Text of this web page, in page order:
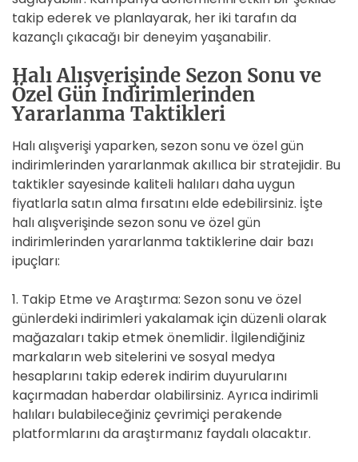
takip ederek ve planlayarak, her iki tarafın da
kazançlı çıkacağı bir deneyim yaşanabilir.
Halı Alışverişinde Sezon Sonu ve
Özel Gün İndirimlerinden
Yararlanma Taktikleri
Halı alışverişi yaparken, sezon sonu ve özel gün
indirimlerinden yararlanmak akıllıca bir stratejidir. Bu
taktikler sayesinde kaliteli halıları daha uygun
fiyatlarla satın alma fırsatını elde edebilirsiniz. İşte
halı alışverişinde sezon sonu ve özel gün
indirimlerinden yararlanma taktiklerine dair bazı
ipuçları:
1. Takip Etme ve Araştırma: Sezon sonu ve özel
günlerdeki indirimleri yakalamak için düzenli olarak
mağazaları takip etmek önemlidir. İlgilendiğiniz
markaların web sitelerini ve sosyal medya
hesaplarını takip ederek indirim duyurularını
kaçırmadan haberdar olabilirsiniz. Ayrıca indirimli
halıları bulabileceğiniz çevrimiçi perakende
platformlarını da araştırmanız faydalı olacaktır.